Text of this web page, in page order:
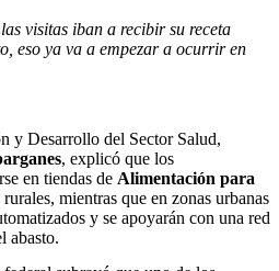
visitas iban a recibir su receta
eso ya va a empezar a ocurrir en
y Desarrollo del Sector Salud,
, explicó que los
en tiendas de Alimentación para
mientras que en zonas urbanas
y se apoyarán con una red
abasto.